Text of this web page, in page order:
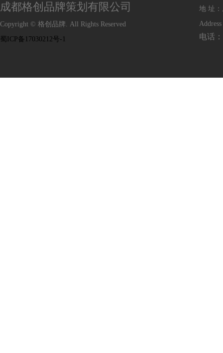
成都格创品牌策划有限公司
Copyright © 格创品牌. All Rights Reserved
蜀ICP备17030212号-1
地 址
电话